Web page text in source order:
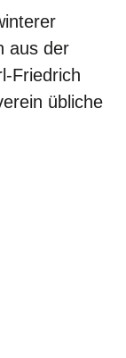
aus der
Friedrich
übliche